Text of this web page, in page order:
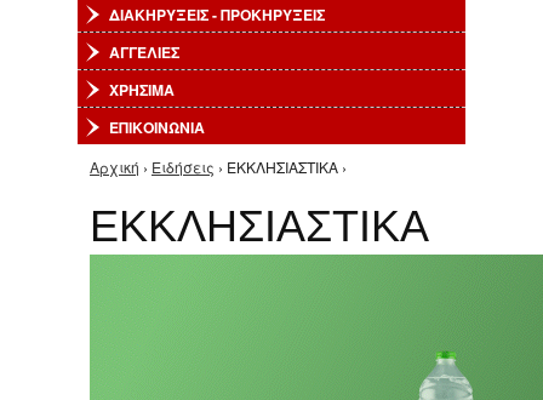
ΔΙΑΚΗΡΥΞΕΙΣ - ΠΡΟΚΗΡΥΞΕΙΣ
ΑΓΓΕΛΙΕΣ
ΧΡΗΣΙΜΑ
ΕΠΙΚΟΙΝΩΝΙΑ
Είστε εδώ
Αρχική › Ειδήσεις › ΕΚΚΛΗΣΙΑΣΤΙΚΑ ›
ΕΚΚΛΗΣΙΑΣΤΙΚΑ